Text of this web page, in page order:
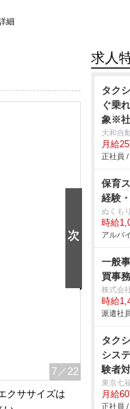
細
7 ／22
クササイズは
求人
タク
ぐ乗
象※社
対象※
務開
30万
験者
円（
女性
記事
大和自
月給
正社員
保育
経験
ぬくも
時給
アルバ
一般
買事
株式会
時給
派遣社
タク
シス
験者
経験
度あ
東京七
月給
正社員